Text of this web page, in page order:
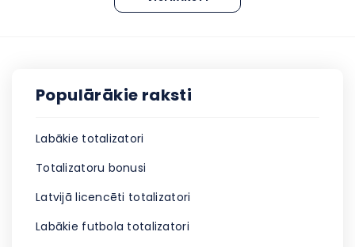
Populārākie raksti
Labākie totalizatori
Totalizatoru bonusi
Latvijā licencēti totalizatori
Labākie futbola totalizatori